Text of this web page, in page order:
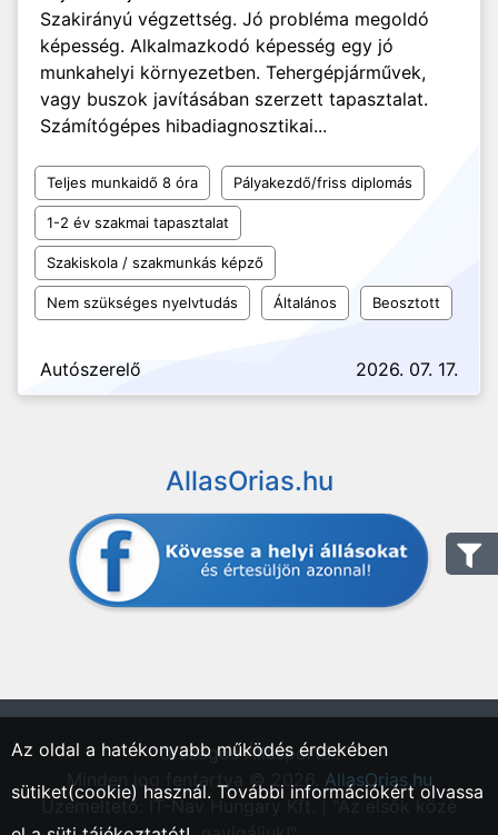
Szakirányú végzettség. Jó probléma megoldó
képesség. Alkalmazkodó képesség egy jó
munkahelyi környezetben. Tehergépjárművek,
vagy buszok javításában szerzett tapasztalat.
Számítógépes hibadiagnosztikai...
Teljes munkaidő 8 óra Pályakezdő/friss diplomás
1-2 év szakmai tapasztalat
Szakiskola / szakmunkás képző
Nem szükséges nyelvtudás Általános Beosztott
Autószerelő 2026. 07. 17.
AllasOrias.hu
"Országos Állásportál."
Minden jog fentartva © 2026. AllasOrias.hu
Üzemeltető: IT-Nav Hungary Kft. | "Az elsők közé
Az oldal a hatékonyabb működés érdekében
sütiket(cookie) használ. További információkért olvassa